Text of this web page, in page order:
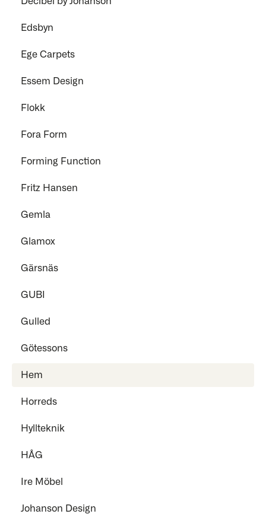
Edsbyn
Ege Carpets
Essem Design
Flokk
Fora Form
Forming Function
Fritz Hansen
Gemla
Glamox
Gärsnäs
GUBI
Gulled
Götessons
Hem
Horreds
Hyllteknik
HÅG
Ire Möbel
Johanson Design